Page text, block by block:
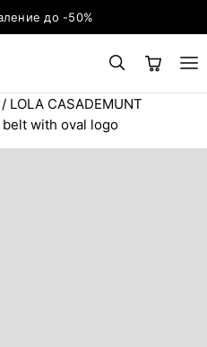
до -50%
ТЪРСЕНЕ
/ LOLA CASADEMUNT
with oval logo